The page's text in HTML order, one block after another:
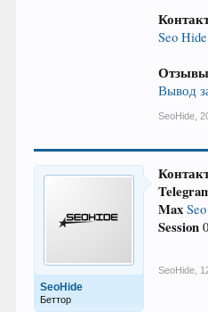
Seo Hide
Вывод
SeoHide
SeoHide
Беттор
Max
Session
SeoHide